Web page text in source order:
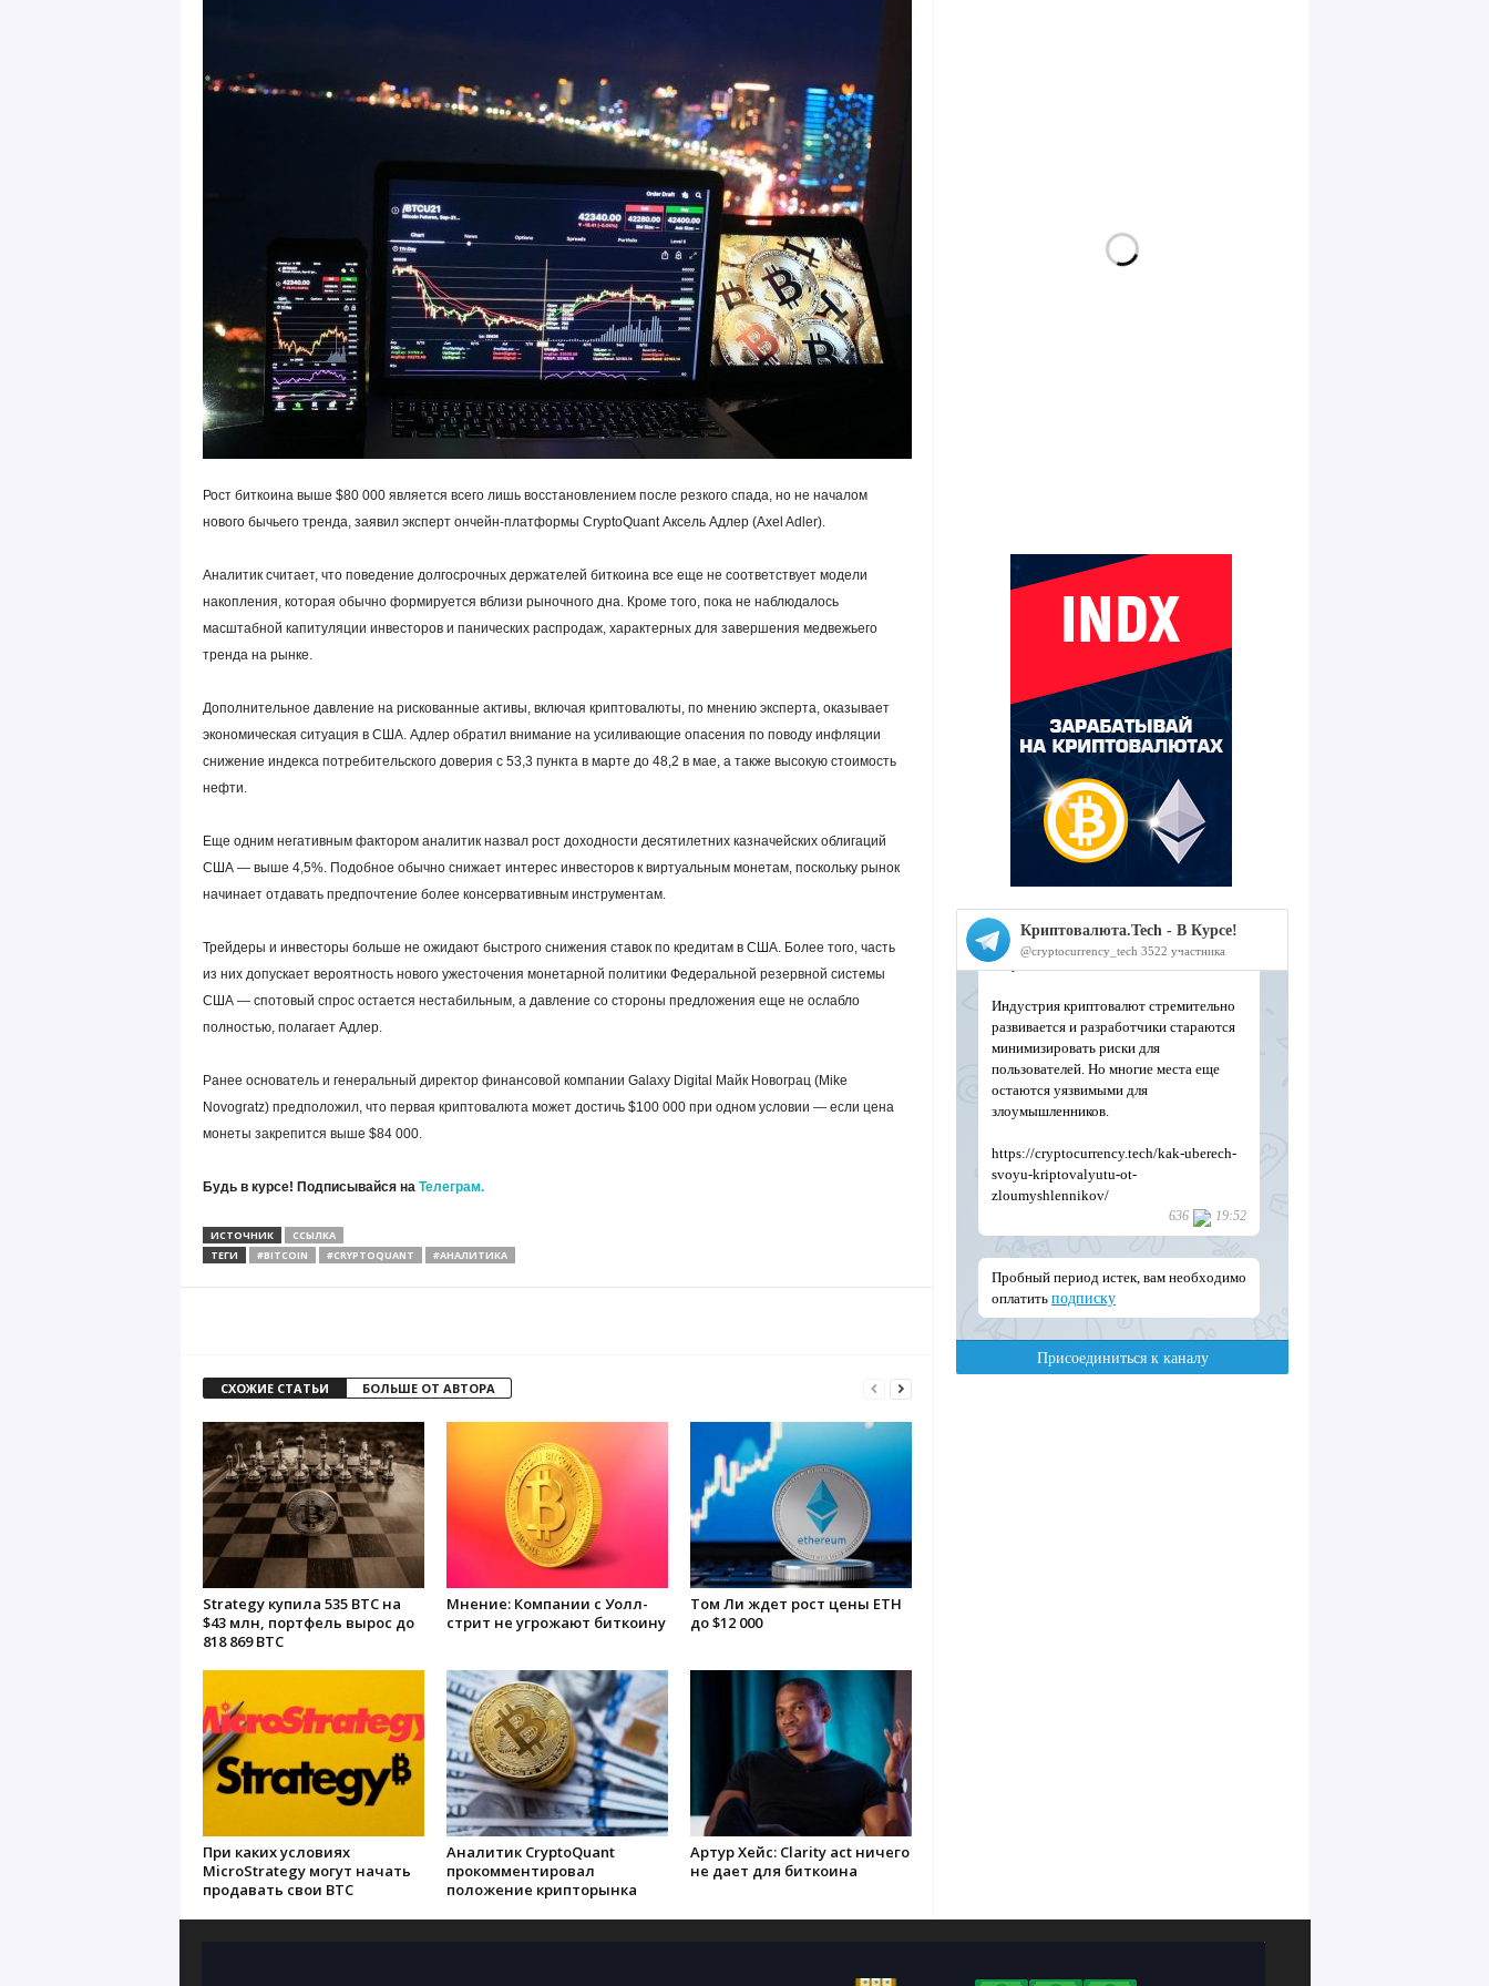
Рост биткоина выше $80 000 является всего лишь восстановлением после резкого спада, но не началом
нового бычьего тренда, заявил эксперт ончейн-платформы CryptoQuant Аксель Адлер (Axel Adler).
Аналитик считает, что поведение долгосрочных держателей биткоина все еще не соответствует модели
накопления, которая обычно формируется вблизи рыночного дна. Кроме того, пока не наблюдалось
масштабной капитуляции инвесторов и панических распродаж, характерных для завершения медвежьего
тренда на рынке.
Дополнительное давление на рискованные активы, включая криптовалюты, по мнению эксперта, оказывает
экономическая ситуация в США. Адлер обратил внимание на усиливающие опасения по поводу инфляции
снижение индекса потребительского доверия с 53,3 пункта в марте до 48,2 в мае, а также высокую стоимость
нефти.
Еще одним негативным фактором аналитик назвал рост доходности десятилетних казначейских облигаций
США — выше 4,5%. Подобное обычно снижает интерес инвесторов к виртуальным монетам, поскольку рынок
начинает отдавать предпочтение более консервативным инструментам.
Трейдеры и инвесторы больше не ожидают быстрого снижения ставок по кредитам в США. Более того, часть
из них допускает вероятность нового ужесточения монетарной политики Федеральной резервной системы
США — спотовый спрос остается нестабильным, а давление со стороны предложения еще не ослабло
полностью, полагает Адлер.
Ранее основатель и генеральный директор финансовой компании Galaxy Digital Майк Новограц (Mike
Novogratz) предположил, что первая криптовалюта может достичь $100 000 при одном условии — если цена
монеты закрепится выше $84 000.
Будь в курсе! Подписывайся на Телеграм.
ИСТОЧНИК
ССЫЛКА
ТЕГИ
#BITCOIN #CRYPTOQUANT #АНАЛИТИКА
СХОЖИЕ СТАТЬИ БОЛЬШЕ ОТ АВТОРА
Strategy купила 535 BTC на
$43 млн, портфель вырос до
818 869 BTC
Мнение: Компании с Уолл-
стрит не угрожают биткоину
Том Ли ждет рост цены ETH
до $12 000
При каких условиях
MicroStrategy могут начать
продавать свои BTC
Аналитик CryptoQuant
прокомментировал
положение крипторынка
Артур Хейс: Clarity act ничего
не дает для биткоина